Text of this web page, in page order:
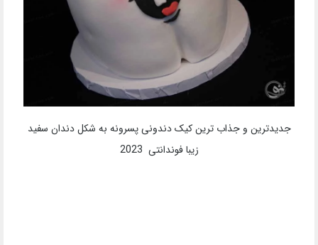
جدیدترین و جذاب ترین کیک دندونی پسرونه به شکل دندان سفید
زیبا فوندانتی 2023